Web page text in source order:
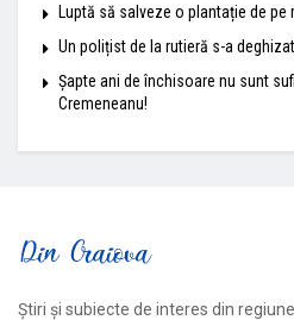
Luptă să salveze o plantație de pe
Un polițist de la rutieră s-a
Șapte ani de închisoare nu sunt
Cremeneanu!
Știri și subiecte de interes din